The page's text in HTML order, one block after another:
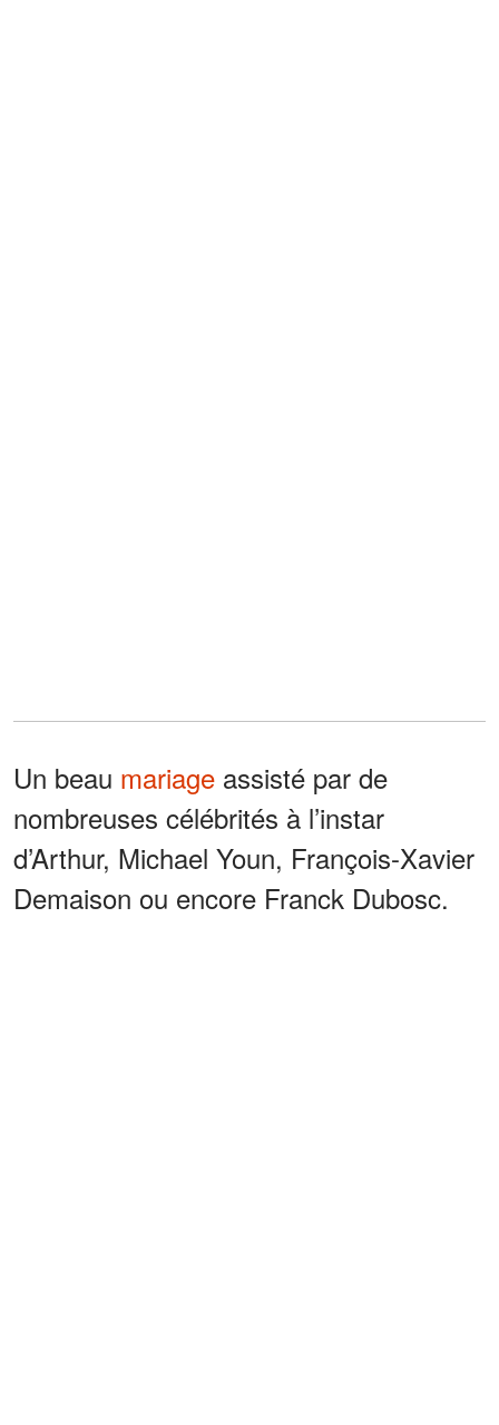
Un beau mariage assisté par de
nombreuses célébrités à l’instar
d’Arthur, Michael Youn, François-Xavier
Demaison ou encore Franck Dubosc.